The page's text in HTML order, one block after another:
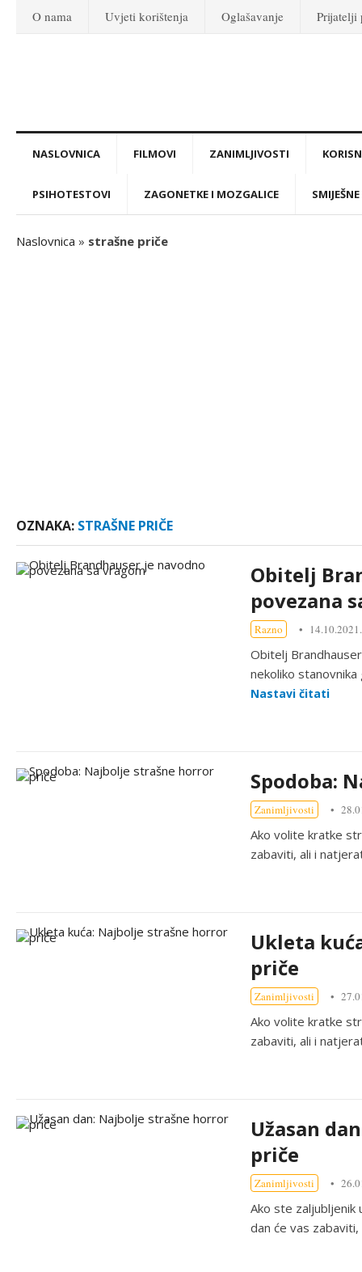
O nama Uvjeti korištenja Oglašavanje Prijatelji
NASLOVNICA FILMOVI ZANIMLJIVOSTI
PSIHOTESTOVI ZAGONETKE I MOZGALICE
Naslovnica » strašne priče
OZNAKA: STRAŠNE PRIČE
Obitelj
povezana
Razno 14.10.2021.
Obitelj
nekoliko
Nastavi čitati
Spodoba:
Zanimljivosti
Ako volite kratke
zabaviti, ali i
Ukleta
priče
Zanimljivosti
Ako volite kratke
zabaviti, ali i
Užasan
priče
Zanimljivosti
Ako ste zaljubljenik
dan će vas